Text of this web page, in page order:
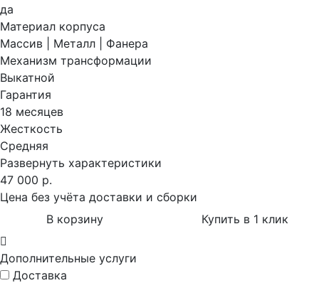
да
Материал корпуса
Массив | Металл | Фанера
Механизм трансформации
Выкатной
Гарантия
18 месяцев
Жесткость
Средняя
Развернуть характеристики
47 000 р.
Цена без учёта доставки и сборки
В корзину
Купить в 1 клик
Дополнительные услуги
Доставка